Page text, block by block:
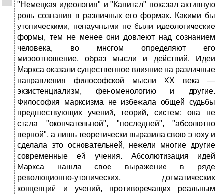
"Немецкая идеология" и "Капитал" показал активную
роль сознания в различных его формах. Какими бы
утопическими, ненаучными не были идеологические
формы, тем не менее они довлеют над сознанием
человека, во многом определяют его
мироотношение, образ мысли и действий. Идеи
Маркса оказали существенное влияние на различные
направления философской мысли XX века —
экзистенциализм, феноменологию и другие.
Философия марксизма не избежала общей судьбы
предшествующих учений, теорий, систем: она не
стала "окончательной", "последней", "абсолютно
верной", а лишь теоретически выразила свою эпоху и
сделала это основательней, нежели многие другие
современные ей учения. Абсолютизация идей
Маркса нашла свое выражение в ряде
революционно-утопических, догматических
концепций и учений, противоречащих реальным